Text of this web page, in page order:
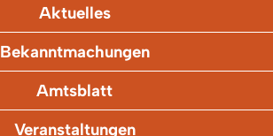
Aktuelles
Bekanntmachungen
Amtsblatt
Veranstaltungen